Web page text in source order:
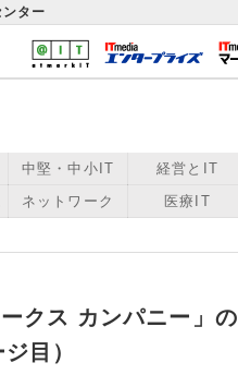
ター
中堅・中小IT 経営とIT
ネットワーク 医療IT
クス カンパニー」の
目）